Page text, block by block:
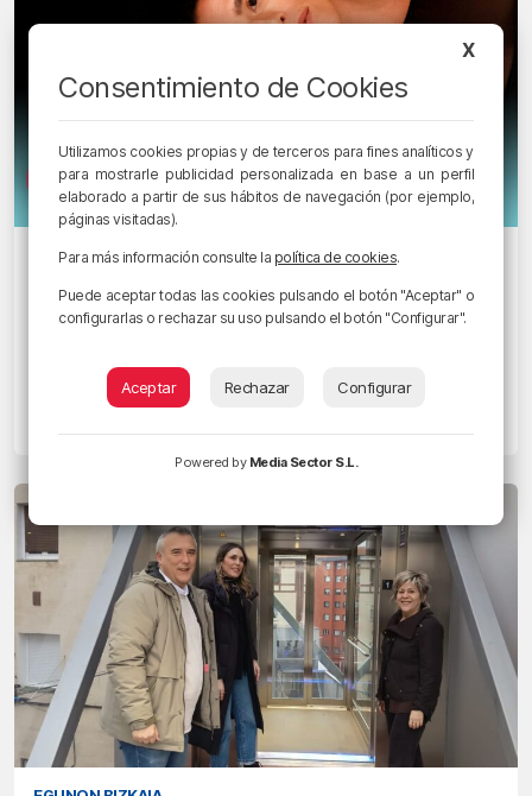
PLANEANDO BIZKAIA
Este fin de semana: Carnavales,
Emergentes y mucho más
Planes para este fin de semana en Bilbao, Bizkaia
X
Consentimiento de Cookies
Utilizamos cookies propias y de terceros para fines analíticos y
para mostrarle publicidad personalizada en base a un perfil
elaborado a partir de sus hábitos de navegación (por ejemplo,
páginas visitadas).
Para más información consulte la política de cookies.
Puede aceptar todas las cookies pulsando el botón "Aceptar" o
configurarlas o rechazar su uso pulsando el botón "Configurar".
Aceptar Rechazar Configurar
Powered by Media Sector S.L.